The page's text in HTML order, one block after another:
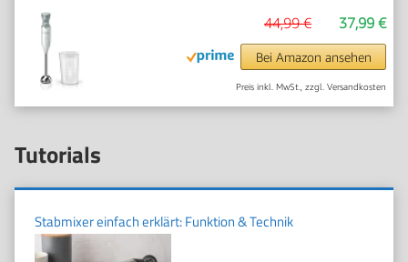
W, weiß/grau, MSM66110
37,99 €
44,99 €
Bei Amazon ansehen
Preis inkl. MwSt., zzgl. Versandkosten
Tutorials
Stabmixer einfach erklärt: Funktion & Technik